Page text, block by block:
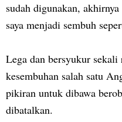
sudah digunakan,
saya menjadi sembuh
Lega dan bersyukur
kesembuhan salah satu
pikiran untuk dibawa
dibatalkan.